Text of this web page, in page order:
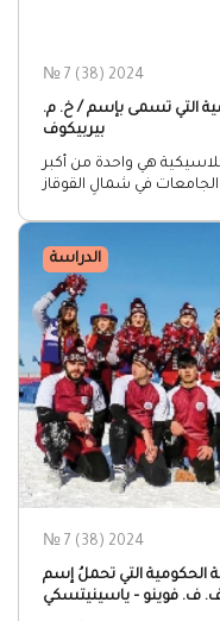
№ 7 (38) 2024
التي تسمى بإسم / خ. م.
بيربيكوف
هي واحدة من أكبر
الدراسة
№ 7 (38) 2024
الحكومية التي تحملُ إسم
ف. فوينو – ياسينيتسكي